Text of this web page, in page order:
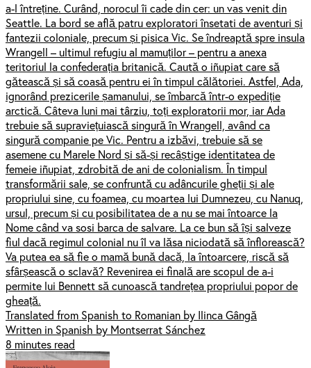
a-l întreține. Curând, norocul îi cade din cer: un vas venit din
Seattle. La bord se află patru exploratori însetati de aventuri și
fantezii coloniale, precum și pisica Vic. Se îndreaptă spre insula
Wrangell – ultimul refugiu al mamuților – pentru a anexa
teritoriul la confederația britanică. Caută o iñupiat care să
gătească și să coasă pentru ei în timpul călătoriei. Astfel, Ada,
ignorând prezicerile șamanului, se îmbarcă într-o expediție
arctică. Câteva luni mai târziu, toți exploratorii mor, iar Ada
trebuie să supraviețuiască singură în Wrangell, având ca
singură companie pe Vic. Pentru a izbăvi, trebuie să se
asemene cu Marele Nord și să-și recâștige identitatea de
femeie iñupiat, zdrobită de ani de colonialism. În timpul
transformării sale, se confruntă cu adâncurile gheții și ale
propriului sine, cu foamea, cu moartea lui Dumnezeu, cu Nanuq,
ursul, precum și cu posibilitatea de a nu se mai întoarce la
Nome când va sosi barca de salvare. La ce bun să își salveze
fiul dacă regimul colonial nu îl va lăsa niciodată să înflorească?
Va putea ea să fie o mamă bună dacă, la întoarcere, riscă să
sfârșească o sclavă? Revenirea ei finală are scopul de a-i
permite lui Bennett să cunoască tandrețea propriului popor de
gheață.
Translated from Spanish to Romanian by Ilinca Gângă
Written in Spanish by Montserrat Sánchez
8 minutes read